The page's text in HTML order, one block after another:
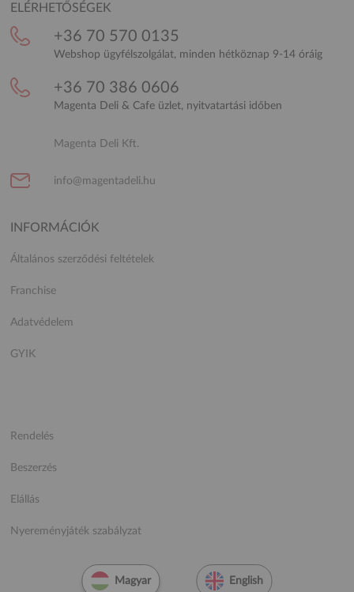
ELÉRHETŐSÉGEK
+36 70 570 0135
Webshop ügyfélszolgálat, minden hétköznap 9-14 óráig
+36 70 386 0606
Magenta Deli & Cafe üzlet, nyitvatartási időben
Magenta Deli Kft.
info@magentadeli.hu
INFORMÁCIÓK
Általános szerződési feltételek
Franchise
Adatvédelem
GYIK
Rendelés
Beszerzés
Elállás
Nyereményjáték szabályzat
Magyar English